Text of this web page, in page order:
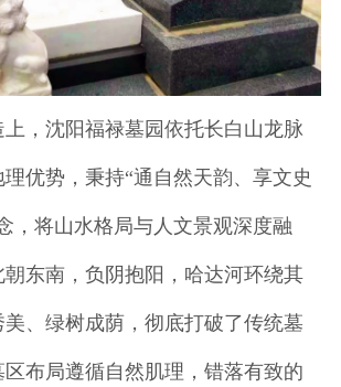
，沈阳福禄墓园依托长白山龙脉
优势，秉持“通自然天韵、享文史
，将山水格局与人文景观深度融
东南，负阴抱阳，哈达河环绕其
、绿树成荫，彻底打破了传统墓
布局遵循自然肌理，错落有致的